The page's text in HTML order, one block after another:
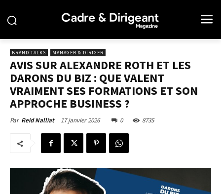
BRAND TALKS MANAGER & DIRIGER
AVIS SUR ALEXANDRE ROTH ET LES
DARONS DU BIZ : QUE VALENT
VRAIMENT SES FORMATIONS ET SON
APPROCHE BUSINESS ?
Par Reid Nalliat 17 janvier 2026 0 8735